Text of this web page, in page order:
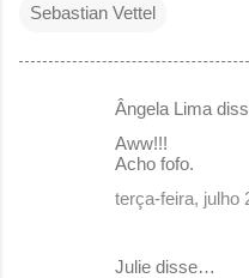
Sebastian Vettel
Ângela Lima
Aww!!!
Acho fofo.
terça-feira, julho
Julie disse…